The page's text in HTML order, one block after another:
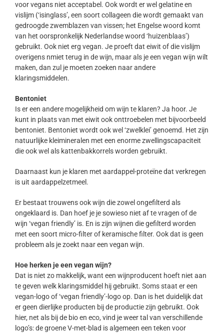
voor vegans niet acceptabel. Ook wordt er wel gelatine en
vislijm (‘isinglass’, een soort collageen die wordt gemaakt van
gedroogde zwemblazen van vissen; het Engelse woord komt
van het oorspronkelijk Nederlandse woord ‘huizenblaas’)
gebruikt. Ook niet erg vegan. Je proeft dat eiwit of die vislijm
overigens nmiet terug in de wijn, maar als je een vegan wijn wilt
maken, dan zul je moeten zoeken naar andere
klaringsmiddelen.
Bentoniet
Is er een andere mogelijkheid om wijn te klaren? Ja hoor. Je
kunt in plaats van met eiwit ook onttroebelen met bijvoorbeeld
bentoniet. Bentoniet wordt ook wel ‘zwelklei’ genoemd. Het zijn
natuurlijke kleimineralen met een enorme zwellingscapaciteit
die ook wel als kattenbakkorrels worden gebruikt.
Daarnaast kun je klaren met aardappel-proteïne dat verkregen
is uit aardappelzetmeel.
Er bestaat trouwens ook wijn die zowel ongefilterd als
ongeklaard is. Dan hoef je je sowieso niet af te vragen of de
wijn ‘vegan friendly’ is. En is zijn wijnen die gefilterd worden
met een soort micro-filter of keramische filter. Ook dat is geen
probleem als je zoekt naar een vegan wijn.
Hoe herken je een vegan wijn?
Dat is niet zo makkelijk, want een wijnproducent hoeft niet aan
te geven welk klaringsmiddel hij gebruikt. Soms staat er een
vegan-logo of ‘vegan friendly’-logo op. Dan is het duidelijk dat
er geen dierlijke producten bij de productie zijn gebruikt. Ook
hier, net als bij de bio en eco, vind je weer tal van verschillende
logo’s: de groene V-met-blad is algemeen een teken voor